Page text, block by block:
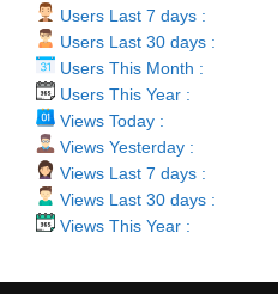
Users Last 7 days :
Users Last 30 days :
Users This Month :
Users This Year :
Views Today :
Views Yesterday :
Views Last 7 days :
Views Last 30 days :
Views This Year :